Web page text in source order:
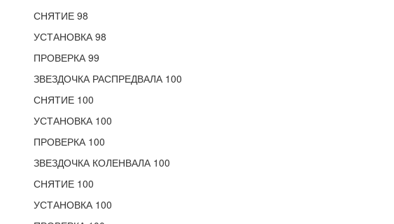
СНЯТИЕ 98
УСТАНОВКА 98
ПРОВЕРКА 99
ЗВЕЗДОЧКА РАСПРЕДВАЛА 100
СНЯТИЕ 100
УСТАНОВКА 100
ПРОВЕРКА 100
ЗВЕЗДОЧКА КОЛЕНВАЛА 100
СНЯТИЕ 100
УСТАНОВКА 100